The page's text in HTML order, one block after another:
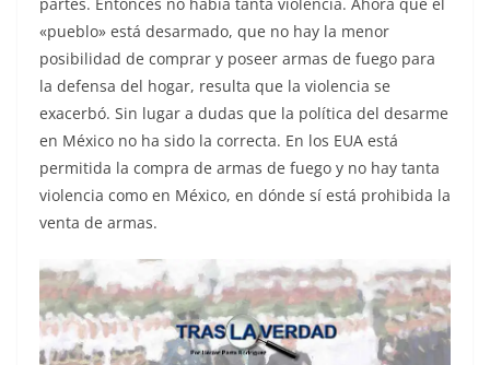
«pueblo» está desarmado, que no hay la menor
posibilidad de comprar y poseer armas de fuego para
la defensa del hogar, resulta que la violencia se
exacerbó. Sin lugar a dudas que la política del desarme
en México no ha sido la correcta. En los EUA está
permitida la compra de armas de fuego y no hay tanta
violencia como en México, en dónde sí está prohibida la
venta de armas.